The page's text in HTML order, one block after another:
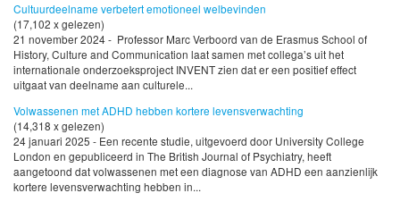
Cultuurdeelname verbetert emotioneel welbevinden
(17,102 x gelezen)
21 november 2024 - Professor Marc Verboord van de Erasmus School of
History, Culture and Communication laat samen met collega’s uit het
internationale onderzoeksproject INVENT zien dat er een positief effect
uitgaat van deelname aan culturele...
Volwassenen met ADHD hebben kortere levensverwachting
(14,318 x gelezen)
24 januari 2025 - Een recente studie, uitgevoerd door University College
London en gepubliceerd in The British Journal of Psychiatry, heeft
aangetoond dat volwassenen met een diagnose van ADHD een aanzienlijk
kortere levensverwachting hebben in...